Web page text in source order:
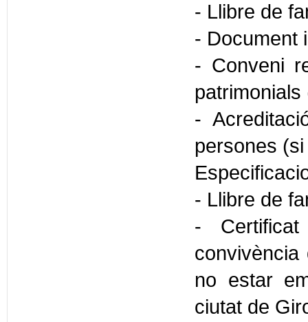
- Llibre de
- Document
- Conveni
-
persones
- Llibre de
- Certificat
no estar
ciutat de